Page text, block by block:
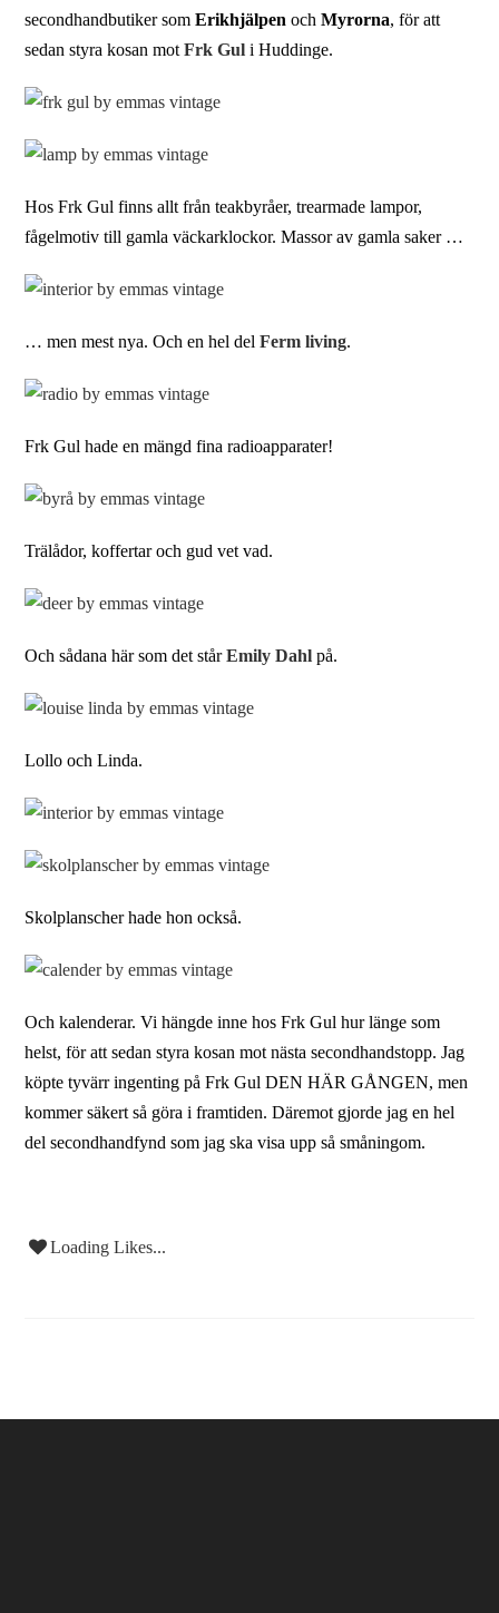
secondhandbutiker somErikhjälpen ochMyrorna, för att
sedan styra kosan mot Frk Gul i Huddinge.
Hos Frk Gul finns allt från teakbyråer, trearmade lampor,
fågelmotiv till gamla väckarklockor. Massor av gamla saker …
… men mest nya. Och en hel delFerm living.
Frk Gul hade en mängd fina radioapparater!
Trälådor, koffertar och gud vet vad.
Och sådana här som det stårEmily Dahl på.
Lollo och Linda.
Skolplanscher hade hon också.
Och kalenderar. Vi hängde inne hos Frk Gul hur länge som
helst, för att sedan styra kosan mot nästa secondhandstopp. Jag
köpte tyvärr ingenting på Frk Gul DEN HÄR GÅNGEN, men
kommer säkert så göra i framtiden. Däremot gjorde jag en hel
del secondhandfynd som jag ska visa upp så småningom.
Loading Likes...